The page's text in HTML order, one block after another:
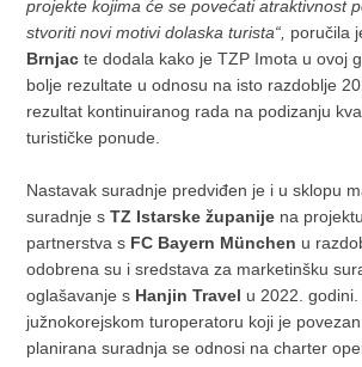
projekte kojima će se povećati atraktivnost
stvoriti novi motivi dolaska turista“, poručila
Brnjacte dodala kako je TZP Imota u ovoj
bolje rezultate u odnosu na isto razdoblje
rezultat kontinuiranog rada na podizanju
turističke ponude.
Nastavak suradnje predviđen je i u sklopu
suradnje sTZ Istarske županije na
partnerstva s FC Bayern München u
odobrena su i sredstava za marketinšku
oglašavanje s Hanjin Travel u 2022.
južnokorejskom turoperatoru koji je
planirana suradnja se odnosi na charter